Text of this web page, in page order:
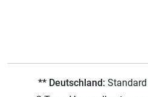
** Deutschland: